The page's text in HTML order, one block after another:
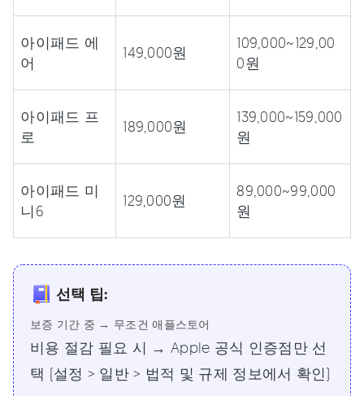
아이패드 에
어
149,000원
109,000~129,00
0원
아이패드 프
로
189,000원
139,000~159,000
원
아이패드 미
니6
129,000원
89,000~99,000
원
선택 팁:
보증 기간 중 → 무조건 애플스토어
비용 절감 필요 시 → Apple 공식 인증점만 선
택 (설정 > 일반 > 법적 및 규제 정보에서 확인)